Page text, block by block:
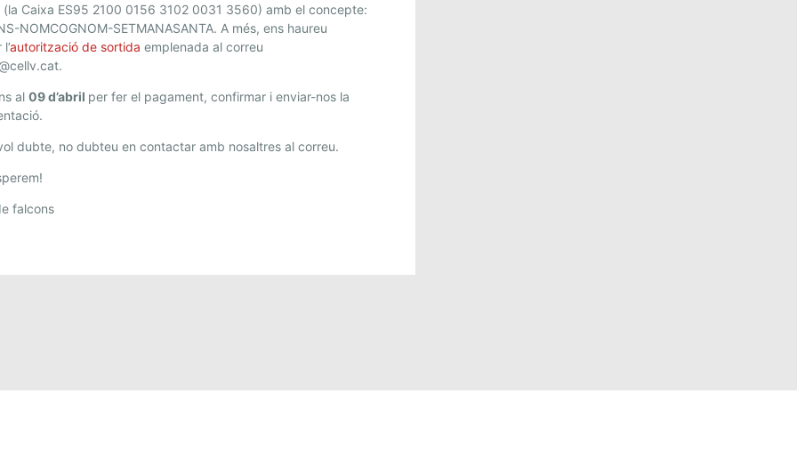
(la Caixa ES95 2100 0156 3102 0031 3560) amb el concepte:
NOMCOGNOM-SETMANASANTA. A més, ens haureu
autorització de sortida emplenada al correu
al09 d’abril per fer el pagament, confirmar i enviar-nos la
dubte, no dubteu en contactar amb nosaltres al correu.
falcons